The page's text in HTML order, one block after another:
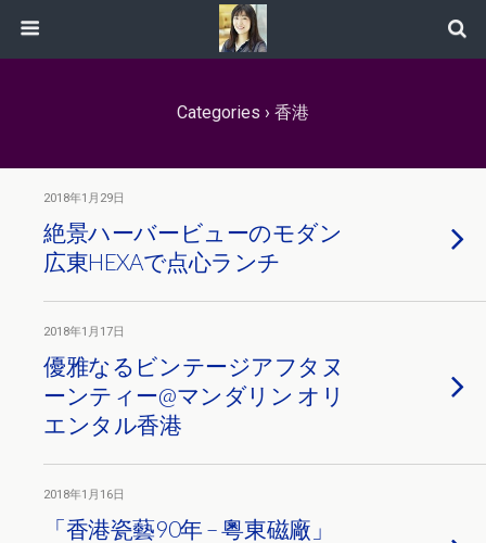
Categories › 香港
2018年1月29日
絶景ハーバービューのモダン
広東HEXAで点心ランチ
2018年1月17日
優雅なるビンテージアフタヌ
ーンティー@マンダリン オリ
エンタル香港
2018年1月16日
「香港瓷藝90年 – 粵東磁廠」